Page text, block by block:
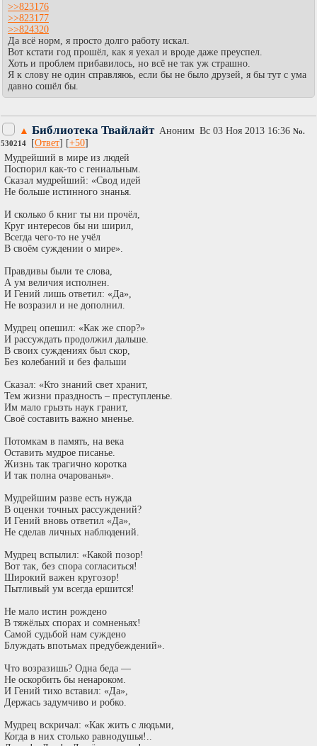
>>823176
>>823177
>>824320
Да всё норм, я просто долго работу искал.
Вот кстати год прошёл, как я уехал и вроде даже преуспел.
Хоть и проблем прибавилось, но всё не так уж страшно.
Я к слову не один справляюь, если бы не было друзей, я бы тут с ума
давно сошёл бы.
▲ Библиотека Твайлайт Аноним Вc 03 Ноя 2013 16:36 No.
530214
[Ответ] [+50]
Мудрейший в мире из людей
Поспорил как-то с гениальным.
Сказал мудрейший: «Свод идей
Не больше истинного знанья.
И сколько б книг ты ни прочёл,
Круг интересов бы ни ширил,
Всегда чего-то не учёл
В своём суждении о мире».
Правдивы были те слова,
А ум величия исполнен.
И Гений лишь ответил: «Да»,
Не возразил и не дополнил.
Мудрец опешил: «Как же спор?»
И рассуждать продолжил дальше.
В своих суждениях был скор,
Без колебаний и без фальши
Сказал: «Кто знаний свет хранит,
Тем жизни праздность – преступленье.
Им мало грызть наук гранит,
Своё составить важно мненье.
Потомкам в память, на века
Оставить мудрое писанье.
Жизнь так трагично коротка
И так полна очарованья».
Мудрейшим разве есть нужда
В оценки точных рассуждений?
И Гений вновь ответил «Да»,
Не сделав личных наблюдений.
Мудрец вспылил: «Какой позор!
Вот так, без спора согласиться!
Широкий важен кругозор!
Пытливый ум всегда ершится!
Не мало истин рождено
В тяжёлых спорах и сомненьях!
Самой судьбой нам суждено
Блуждать впотьмах предубеждений».
Что возразишь? Одна беда —
Не оскорбить бы ненароком.
И Гений тихо вставил: «Да»,
Держась задумчиво и робко.
Мудрец вскричал: «Как жить с людьми,
Когда в них столько равнодушья!..